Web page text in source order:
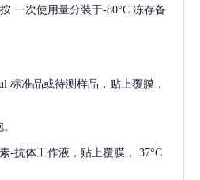
一次使用量分装于-80°C 冻存备
标准品或待测样品，贴上覆膜，
-抗体工作液，贴上覆膜， 37°C